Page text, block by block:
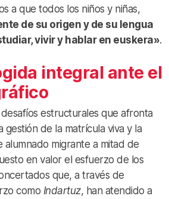
a que todos los niños y niñas,
de su origen y de su lengua
vivir y hablar en euskera».
integral ante el
estructurales que afronta
gestión de la matrícula viva y la
alumnado migrante a mitad de
en valor el esfuerzo de los
que, a través de
como Indartuz, han atendido a